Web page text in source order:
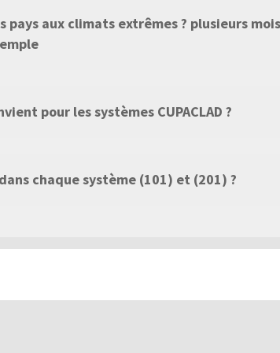
pays aux climats extrêmes ? plusieurs
pour les systèmes CUPACLAD ?
chaque système (101) et (201) ?